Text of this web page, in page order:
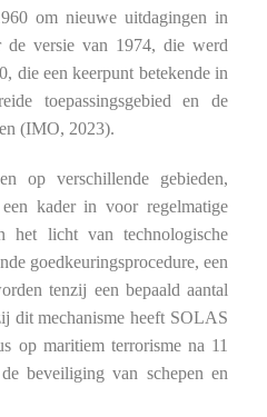
om nieuwe uitdagingen in
de versie van 1974, die werd
die een keerpunt betekende in
toepassingsgebied en de
(IMO, 2023).
op verschillende gebieden,
kader in voor regelmatige
het licht van technologische
goedkeuringsprocedure, een
tenzij een bepaald aantal
dit mechanisme heeft SOLAS
op maritiem terrorisme na 11
beveiliging van schepen en